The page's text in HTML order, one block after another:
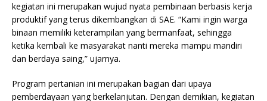
kegiatan ini merupakan wujud nyata pembinaan berbasis kerja
produktif yang terus dikembangkan di SAE. “Kami ingin warga
binaan memiliki keterampilan yang bermanfaat, sehingga
ketika kembali ke masyarakat nanti mereka mampu mandiri
dan berdaya saing,” ujarnya.
Program pertanian ini merupakan bagian dari upaya
pemberdayaan yang berkelanjutan. Dengan demikian, kegiatan